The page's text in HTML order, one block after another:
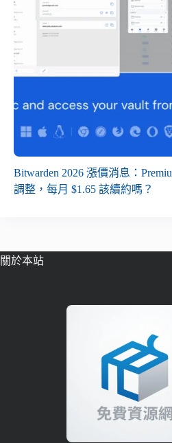
Bitwarden 2026 漲價消息：
調整，每月 $1.65 該續約嗎？
關於本站